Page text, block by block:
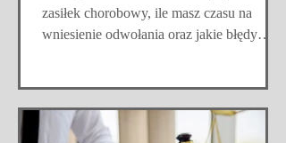
zasiłek chorobowy, ile masz czasu na
wniesienie odwołania oraz jakie błędy